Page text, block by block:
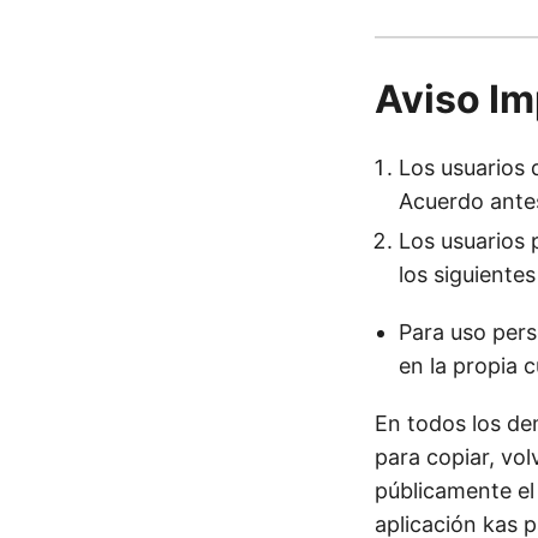
Aviso
Los usuarios
Acuerdo
Los usuarios
los
Para uso
en la propia
En todos los
para copiar,
públicamente
aplicación kas